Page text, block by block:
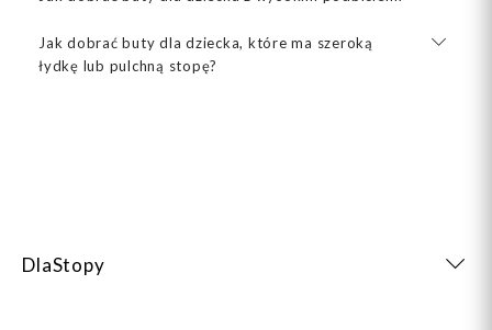
Jak dobrać buty dla dziecka, które ma szeroką
łydkę lub pulchną stopę?
DlaStopy